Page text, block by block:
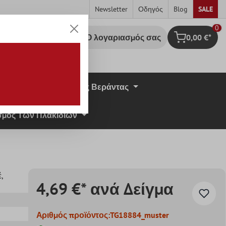
Newsletter Οδηγός Blog SALE
Ο λογαριασμός σας Καλάθι
0
0,00 €*
Πλάκες Βεράντας
Των Πλακιδίων
,
4,69 €* ανά Δείγμα
Αριθμός προϊόντος:TG18884_muster